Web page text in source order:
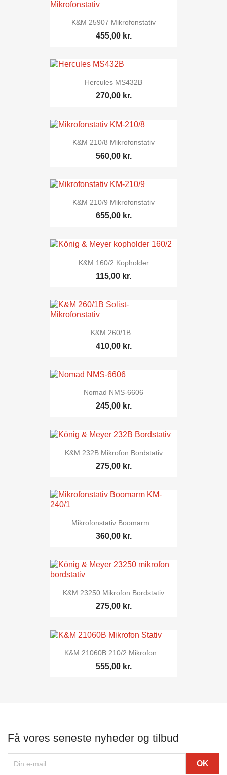
K&M 25907 Mikrofonstativ
455,00 kr.
Hercules MS432B
270,00 kr.
K&M 210/8 Mikrofonstativ
560,00 kr.
K&M 210/9 Mikrofonstativ
655,00 kr.
K&M 160/2 Kopholder
115,00 kr.
K&M 260/1B...
410,00 kr.
Nomad NMS-6606
245,00 kr.
K&M 232B Mikrofon Bordstativ
275,00 kr.
Mikrofonstativ Boomarm...
360,00 kr.
K&M 23250 Mikrofon Bordstativ
275,00 kr.
K&M 21060B 210/2 Mikrofon...
555,00 kr.
Få vores seneste nyheder og tilbud